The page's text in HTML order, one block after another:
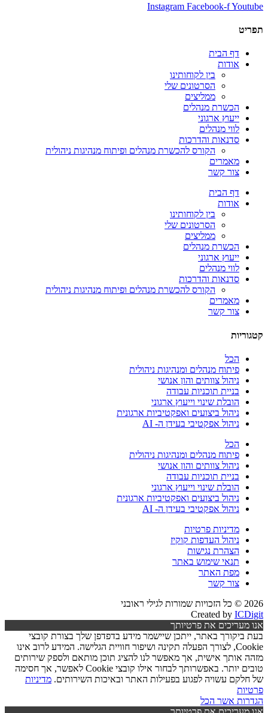
Instagram Facebook-fYoutube
תפריט
דף הבית
אודות
בין לקוחותינו
הסרטונים שלי
ממליצים
הכשרת מנהלים
ייעוץ ארגוני
לווי מנהלים
סדנאות והדרכות
הקורס להכשרת מנהלים ופיתוח מנהיגות ניהולית
מאמרים
צור קשר
דף הבית
אודות
בין לקוחותינו
הסרטונים שלי
ממליצים
הכשרת מנהלים
ייעוץ ארגוני
לווי מנהלים
סדנאות והדרכות
הקורס להכשרת מנהלים ופיתוח מנהיגות ניהולית
מאמרים
צור קשר
קטגוריות
הכל
פיתוח מנהלים ומנהיגות ניהולית
ניהול צוותים והון אנושי
בניית תוכניות עבודה
הובלת שינוי וייעוץ ארגוני
ניהול ביצועים ואפקטיביות ארגונית
ניהול אפקטיבי בעידן ה- AI
הכל
פיתוח מנהלים ומנהיגות ניהולית
ניהול צוותים והון אנושי
בניית תוכניות עבודה
הובלת שינוי וייעוץ ארגוני
ניהול ביצועים ואפקטיביות ארגונית
ניהול אפקטיבי בעידן ה- AI
מדיניות פרטיות
ניהול העדפות קוקיז
הצהרת נגישות
תנאי שימוש באתר
מפת האתר
צור קשר
2026 © כל הזכויות שמורות לגילי ראובני
Created by ICDigit
אנו מעריכים את פרטיותך
בעת ביקורך באתר, ייתכן שיישמר מידע בדפדפן שלך בצורת קובצי
Cookie, לצורך הפעלה תקינה ושיפור חוויית הגלישה. המידע לרוב אינו
מזהה אותך אישית, אך מאפשר לנו להציג תוכן מותאם ולספק שירותים
טובים יותר. באפשרותך לבחור אילו קובצי Cookie לאפשר, אך חסימה
של חלקם עשויה לפגוע בפעילות האתר ובאיכות השירותים. מדיניות
פרטיות
הגדרות אשר הכל